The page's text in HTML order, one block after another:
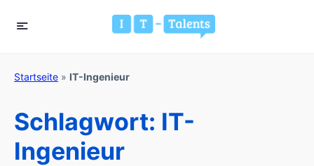
Startseite » IT-Ingenieur
Schlagwort: IT-
Ingenieur